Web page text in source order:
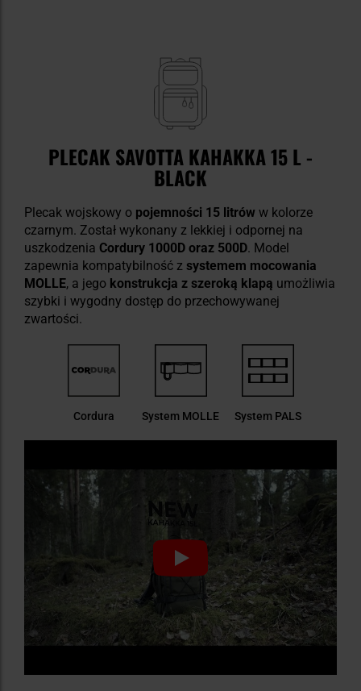
PLECAK SAVOTTA KAHAKKA 15 L -
BLACK
Plecak wojskowy o pojemności 15 litrów w kolorze
czarnym. Został wykonany z lekkiej i odpornej na
uszkodzenia Cordury 1000D oraz 500D. Model
zapewnia kompatybilność z systemem mocowania
MOLLE, a jego konstrukcja z szeroką klapą umożliwia
szybki i wygodny dostęp do przechowywanej
zwartości.
Cordura System MOLLE System PALS